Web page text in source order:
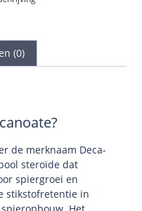
(0)
de merknaam Deca-
steroïde dat
spiergroei en
stikstofretentie in